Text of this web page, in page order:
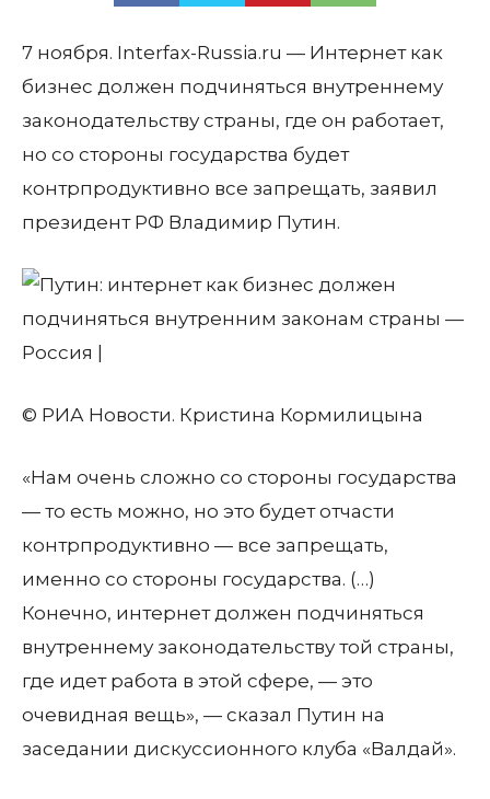
7 ноября. Interfax-Russia.ru — Интернет как
бизнес должен подчиняться внутреннему
законодательству страны, где он работает,
но со стороны государства будет
контрпродуктивно все запрещать, заявил
президент РФ Владимир Путин.
© РИА Новости. Кристина Кормилицына
«Нам очень сложно со стороны государства
— то есть можно, но это будет отчасти
контрпродуктивно — все запрещать,
именно со стороны государства. (…)
Конечно, интернет должен подчиняться
внутреннему законодательству той страны,
где идет работа в этой сфере, — это
очевидная вещь», — сказал Путин на
заседании дискуссионного клуба «Валдай».